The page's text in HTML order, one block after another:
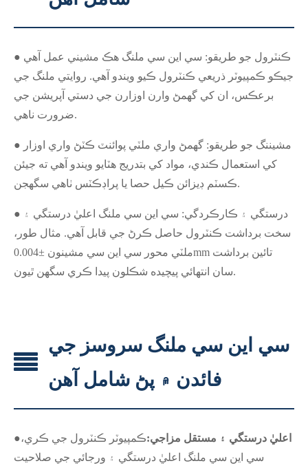
● ڪنٽرول جو طريقو: سي اين سي ملنگ هڪ مشيني عمل آهي
جيڪو ڪمپيوٽر ذريعي ڪنٽرول ڪيو ويندو آهي. روايتي ملنگ جي
برعڪس، ان کي گھمڻ وارن اوزارن جي دستي آپريشن جي
ضرورت ناهي.
● مشيننگ جو طريقو: گھمڻ واري ملٽي پوائنٽ ڪٽڻ واري اوزار
کي استعمال ڪندي، مواد کي بتدريج هٽايو ويندو آهي ته جيئن
ڪسٽم ڊيزائن ڪيل حصا يا پراڊڪٽس ٺاهي سگهجن.
● درستگي ۽ ڪارڪردگي: سي اين سي ملنگ اعليٰ درستگي ۽
سخت برداشت ڪنٽرول حاصل ڪرڻ جي قابل آهي. مثال طور،
ملٽي محور سي اين سي مشينون ±0.004mm تائين برداشت
سان انتهائي پيچيده شڪلون پيدا ڪري سگهن ٿيون.
سي اين سي ملنگ سروسز جي
فائدن ۾ پڻ شامل آهن
● اعليٰ درستگي ۽ مستقل مزاجي:ڪمپيوٽر ڪنٽرول جي ڪري،
سي اين سي ملنگ اعليٰ درستگي ۽ ورجائي جي صلاحيت